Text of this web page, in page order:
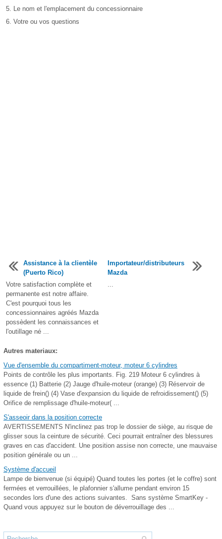
Le nom et l'emplacement du concessionnaire
Votre ou vos questions
Assistance à la clientèle
(Puerto Rico)
Votre satisfaction complète et
permanente est notre affaire.
C'est pourquoi tous les
concessionnaires agréés Mazda
possèdent les connaissances et
l'outillage né ...
Importateur/distributeurs
Mazda
...
Autres materiaux:
Vue d'ensemble du compartiment-moteur, moteur 6 cylindres
Points de contrôle les plus importants. Fig. 219 Moteur 6 cylindres à
essence (1) Batterie (2) Jauge d'huile-moteur (orange) (3) Réservoir de
liquide de frein() (4) Vase d'expansion du liquide de refroidissement() (5)
Orifice de remplissage d'huile-moteur( ...
S'asseoir dans la position correcte
AVERTISSEMENTS N'inclinez pas trop le dossier de siège, au risque de
glisser sous la ceinture de sécurité. Ceci pourrait entraîner des blessures
graves en cas d'accident. Une position assise non correcte, une mauvaise
position générale ou un ...
Système d'accueil
Lampe de bienvenue (si équipé) Quand toutes les portes (et le coffre) sont
fermées et verrouillées, le plafonnier s'allume pendant environ 15
secondes lors d'une des actions suivantes. Sans système SmartKey -
Quand vous appuyez sur le bouton de déverrouillage des ...